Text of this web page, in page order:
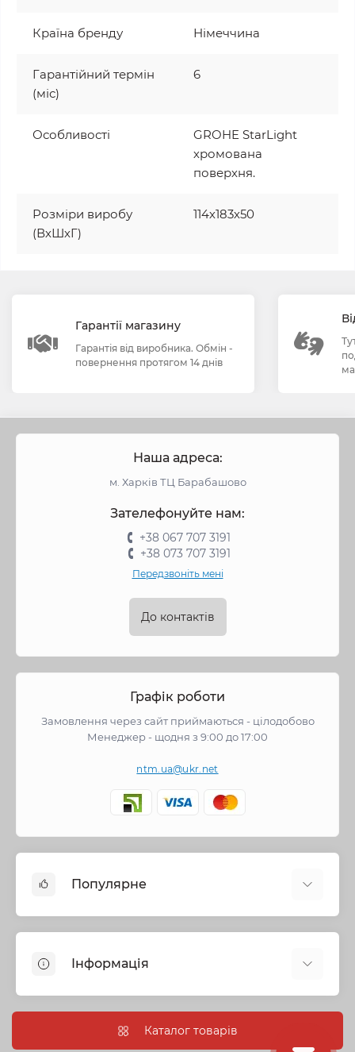
Країна бренду Німеччина
Гарантійний термін
(міс)
6
Особливості
GROHE StarLight
хромована
поверхня.
Розміри виробу
(ВхШхГ)
114х183х50
Гарантії магазину
Гарантія від виробника. Обмін -
повернення протягом 14 днів
Наша адреса:
м. Харків ТЦ Барабашово
Зателефонуйте нам:
+38 067 707 3191
+38 073 707 3191
Передзвоніть мені
До контактів
Графік роботи
Замовлення через сайт приймаються - цілодобово
Менеджер - щодня з 9:00 до 17:00
ntm.ua@ukr.net
Популярне
Запірна арматура
Труби та фітинги
Насосне обладнання
Інформація
Інформація про доставкуКаталог товарів